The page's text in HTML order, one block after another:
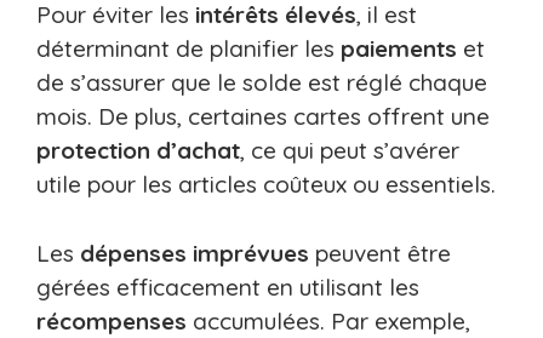
Pour éviter les intérêts élevés, il est
déterminant de planifier les paiements et
de s’assurer que le solde est réglé chaque
mois. De plus, certaines cartes offrent une
protection d’achat, ce qui peut s’avérer
utile pour les articles coûteux ou essentiels.
Les dépenses imprévues peuvent être
gérées efficacement en utilisant les
récompenses accumulées. Par exemple,